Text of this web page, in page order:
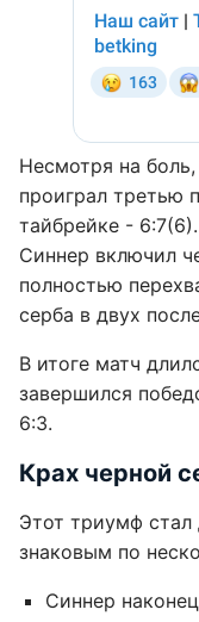
Несмотря на
проиграл третью
тайбрейке -
Синнер включил
полностью
серба в двух
В итоге матч
завершился
6:3.
Крах черной
Этот триумф
знаковым по
Синнер